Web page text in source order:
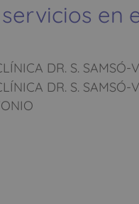
en
DR. S. SAMSÓ-
DR. S. SAMSÓ-